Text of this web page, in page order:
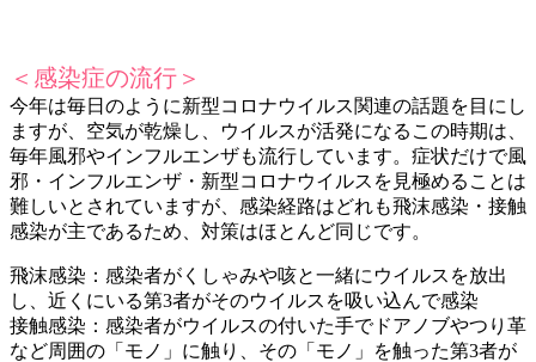
＜感染症の流行＞
今年は毎日のように新型コロナウイルス関連の話題を目にし
ますが、空気が乾燥し、ウイルスが活発になるこの時期は、
毎年風邪やインフルエンザも流行しています。症状だけで風
邪・インフルエンザ・新型コロナウイルスを見極めることは
難しいとされていますが、感染経路はどれも飛沫感染・接触
感染が主であるため、対策はほとんど同じです。
飛沫感染：感染者がくしゃみや咳と一緒にウイルスを放出
し、近くにいる第3者がそのウイルスを吸い込んで感染
接触感染：感染者がウイルスの付いた手でドアノブやつり革
など周囲の「モノ」に触り、その「モノ」を触った第3者が